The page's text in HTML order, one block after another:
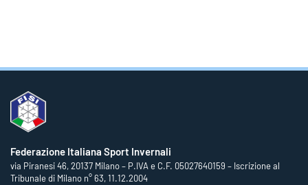
Federazione Italiana Sport Invernali
via Piranesi 46, 20137 Milano – P.IVA e C.F. 05027640159 – Iscrizione al
Tribunale di Milano n° 63, 11.12.2004